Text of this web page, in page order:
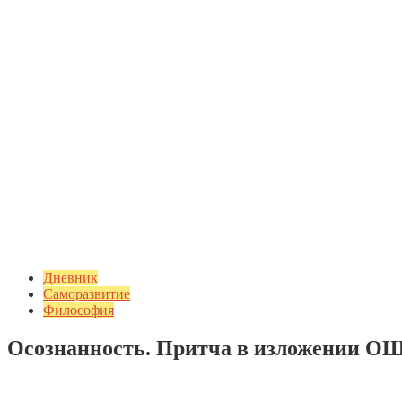
Дневник
Саморазвитие
Философия
Осознанность. Притча в изложении